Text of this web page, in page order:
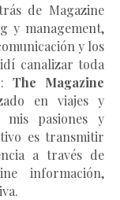
de Magazine
y management,
y los
canalizar toda
The Magazine
en viajes y
pasiones y
es transmitir
a través de
información,